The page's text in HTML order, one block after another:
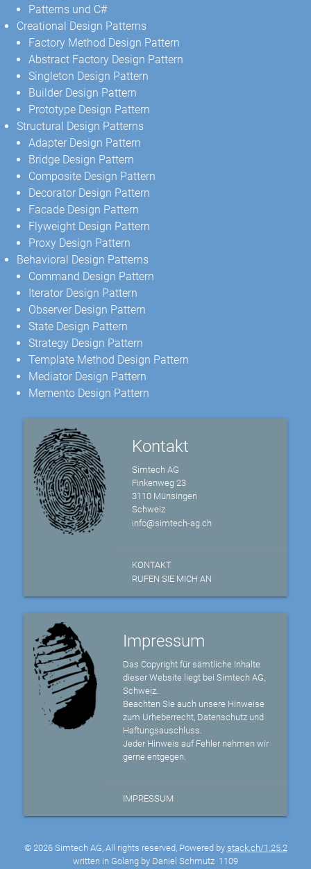
Patterns und C#
Creational Design Patterns
Factory Method Design Pattern
Abstract Factory Design Pattern
Singleton Design Pattern
Builder Design Pattern
Prototype Design Pattern
Structural Design Patterns
Adapter Design Pattern
Bridge Design Pattern
Composite Design Pattern
Decorator Design Pattern
Facade Design Pattern
Flyweight Design Pattern
Proxy Design Pattern
Behavioral Design Patterns
Command Design Pattern
Iterator Design Pattern
Observer Design Pattern
State Design Pattern
Strategy Design Pattern
Template Method Design Pattern
Mediator Design Pattern
Memento Design Pattern
Kontakt
Simtech AG
Finkenweg 23
3110 Münsingen
Schweiz
info@simtech-ag.ch
KONTAKT
RUFEN SIE MICH AN
Impressum
Das Copyright für sämtliche Inhalte
dieser Website liegt bei Simtech AG,
Schweiz.
Beachten Sie auch unsere Hinweise
zum Urheberrecht, Datenschutz und
Haftungsauschluss.
Jeder Hinweis auf Fehler nehmen wir
gerne entgegen.
IMPRESSUM
© 2026 Simtech AG, All rights reserved, Powered by stack.ch/1.25.2
written in Golang by Daniel Schmutz 1109